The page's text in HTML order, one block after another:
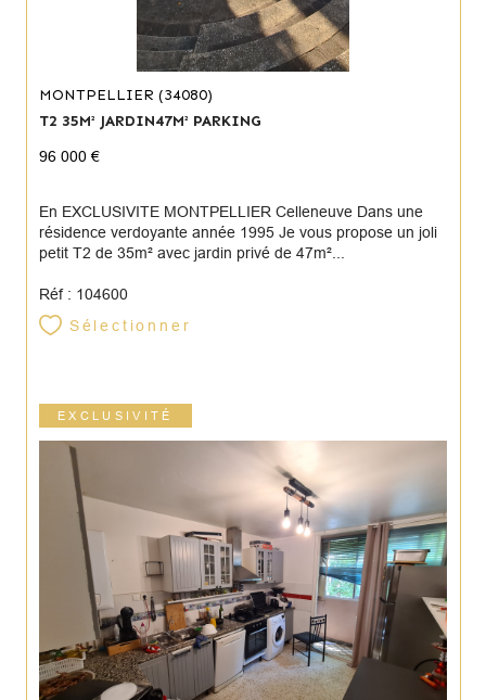
MONTPELLIER (34080)
T2 35M² JARDIN47M² PARKING
96 000 €
En EXCLUSIVITE MONTPELLIER Celleneuve Dans une
résidence verdoyante année 1995 Je vous propose un joli
petit T2 de 35m² avec jardin privé de 47m²...
Réf : 104600
Sélectionner
EXCLUSIVITÉ